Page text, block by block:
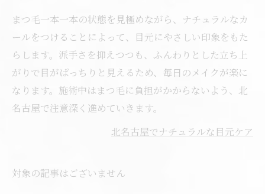
まつ毛一本一本の状態を見極めながら、ナチュラルなカ
ールをつけることによって、目元にやさしい印象をもた
らします。派手さを抑えつつも、ふんわりとした立ち上
がりで目がぱっちりと見えるため、毎日のメイクが楽に
なります。施術中はまつ毛に負担がかからないよう、北
名古屋で注意深く進めていきます。
北名古屋でナチュラルな目元ケア
対象の記事はございません